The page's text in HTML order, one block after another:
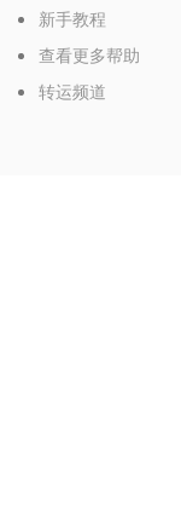
新手教程
查看更多帮助
转运频道